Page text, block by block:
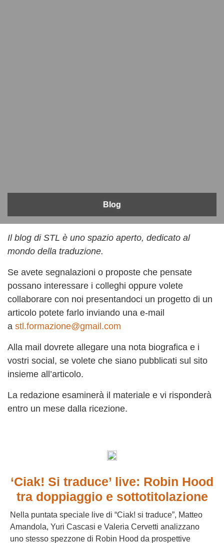
Blog
Il blog di STL è uno spazio aperto, dedicato al
mondo della traduzione.
Se avete segnalazioni o proposte che pensate
possano interessare i colleghi oppure volete
collaborare con noi presentandoci un progetto di un
articolo potete farlo inviando una e-mail
a stl.formazione@gmail.com
Alla mail dovrete allegare una nota biografica e i
vostri social, se volete che siano pubblicati sul sito
insieme all’articolo.
La redazione esaminerà il materiale e vi risponderà
entro un mese dalla ricezione.
‘Ciak! Si traduce’ live: Robin Hood
tra doppiaggio e sottotitolazione
Nella puntata speciale live di “Ciak! si traduce”, Matteo
Amandola, Yuri Cascasi e Valeria Cervetti analizzano
uno stesso spezzone di Robin Hood da prospettive